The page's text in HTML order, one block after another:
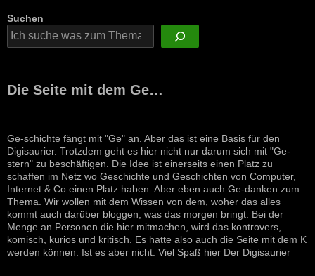
Suchen
Die Seite mit dem Ge…
Ge-schichte fängt mit "Ge" an. Aber das ist eine Basis für den
Digisaurier. Trotzdem geht es hier nicht nur darum sich mit "Ge-
stern" zu beschäftigen. Die Idee ist einerseits einen Platz zu
schaffen im Netz wo Geschichte und Geschichten von Computer,
Internet & Co einen Platz haben. Aber eben auch Ge-danken zum
Thema. Wir wollen mit dem Wissen von dem, woher das alles
kommt auch darüber bloggen, was das morgen bringt. Bei der
Menge an Personen die hier mitmachen, wird das kontrovers,
komisch, kurios und kritisch. Es hatte also auch die Seite mit dem K
werden können. Ist es aber nicht. Viel Spaß hier Der Digisaurier